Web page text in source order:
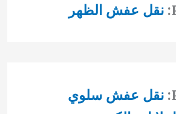
نقل عفش الظهر
نقل عفش سلوي